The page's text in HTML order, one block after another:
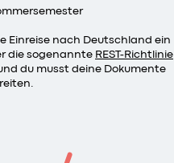
Einreise nach Deutschland ein
die sogenannte REST-Richtlinie
du musst deine Dokumente